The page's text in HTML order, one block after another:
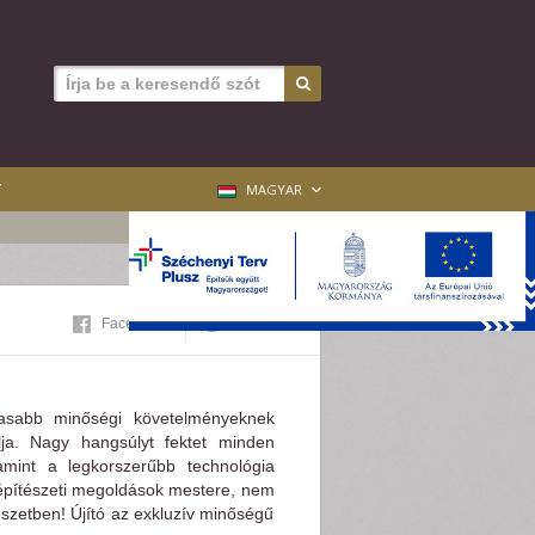
MAGYAR
Facebook Twitter
minőségi követelményeknek
Nagy hangsúlyt fektet minden
a legkorszerűbb technológia
megoldások mestere, nem
Újító az exkluzív minőségű